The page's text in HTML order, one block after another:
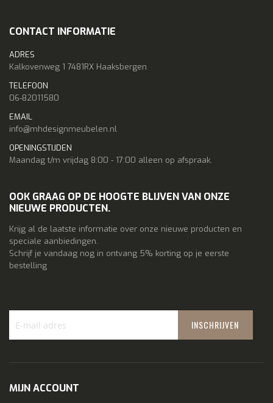
CONTACT INFORMATIE
ADRES
Kalkovenweg 1 7481RX Haaksbergen
TELEFOON
06-82011580
EMAIL
info@mhdesignmeubelen.nl
OPENINGSTIJDEN
Maandag t/m vrijdag 8:00 - 17:00 alleen op afspraak.
OOK GRAAG OP DE HOOGTE BLIJVEN VAN ONZE
NIEUWE PRODUCTEN.
Krijg al de laatste informatie over onze nieuwe producten en
speciale aanbiedingen.
Schrijf je vandaag nog in ontvang 5% korting op je eerste
bestelling
onze
INSCHRIJVEN
MIJN ACCOUNT